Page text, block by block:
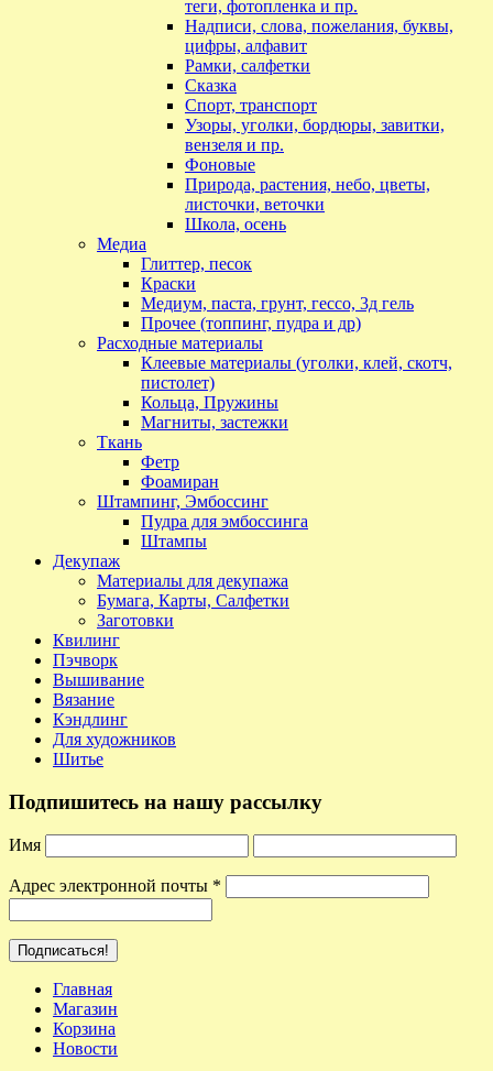
теги, фотопленка и пр.
Надписи, слова, пожелания, буквы,
цифры, алфавит
Рамки, салфетки
Сказка
Спорт, транспорт
Узоры, уголки, бордюры, завитки,
вензеля и пр.
Фоновые
Природа, растения, небо, цветы,
листочки, веточки
Школа, осень
Медиа
Глиттер, песок
Краски
Медиум, паста, грунт, гессо, 3д гель
Прочее (топпинг, пудра и др)
Расходные материалы
Клеевые материалы (уголки, клей, скотч,
пистолет)
Кольца, Пружины
Магниты, застежки
Ткань
Фетр
Фоамиран
Штампинг, Эмбоссинг
Пудра для эмбоссинга
Штампы
Декупаж
Материалы для декупажа
Бумага, Карты, Салфетки
Заготовки
Квилинг
Пэчворк
Вышивание
Вязание
Кэндлинг
Для художников
Шитье
Подпишитесь на нашу рассылку
Имя
Адрес электронной почты *
Главная
Магазин
Корзина
Новости